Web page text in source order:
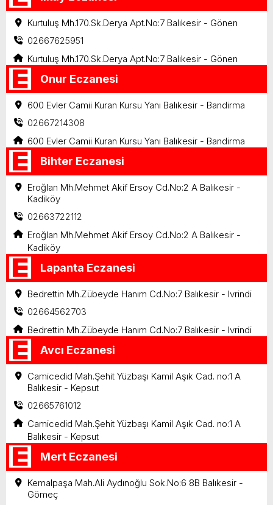
Kurtuluş Mh.170.Sk.Derya Apt.No:7 Balıkesir - Gönen
02667625951
Kurtuluş Mh.170.Sk.Derya Apt.No:7 Balıkesir - Gönen
Onur Eczanesi
600 Evler Camii Kuran Kursu Yanı Balıkesir - Bandirma
02667214308
600 Evler Camii Kuran Kursu Yanı Balıkesir - Bandirma
Bihter Eczanesi
Eroğlan Mh.Mehmet Akif Ersoy Cd.No:2 A Balıkesir -
Kadiköy
02663722112
Eroğlan Mh.Mehmet Akif Ersoy Cd.No:2 A Balıkesir -
Kadiköy
Lapanta Eczanesi
Bedrettin Mh.Zübeyde Hanım Cd.No:7 Balıkesir - Ivrindi
02664562703
Bedrettin Mh.Zübeyde Hanım Cd.No:7 Balıkesir - Ivrindi
Avcı Eczanesi
Camicedid Mah.Şehit Yüzbaşı Kamil Aşık Cad. no:1 A
Balıkesir - Kepsut
02665761012
Camicedid Mah.Şehit Yüzbaşı Kamil Aşık Cad. no:1 A
Balıkesir - Kepsut
Mert Eczanesi
Kemalpaşa Mah.Ali Aydınoğlu Sok.No:6 8B Balıkesir -
Gömeç